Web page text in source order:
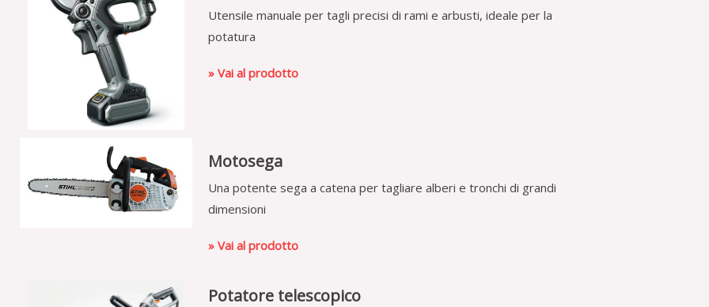
Utensile manuale per tagli precisi di rami e arbusti, ideale per la
potatura
» Vai al prodotto
Motosega
Una potente sega a catena per tagliare alberi e tronchi di grandi
dimensioni
» Vai al prodotto
Potatore telescopico